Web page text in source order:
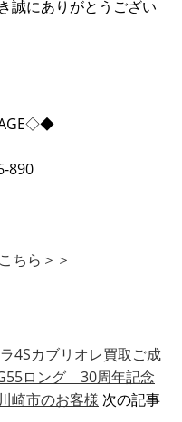
誠にありがとうござい
890
ちら＞＞
4Sカブリオレ買取ご成
ロング 30周年記念
崎市のお客様 次の記事